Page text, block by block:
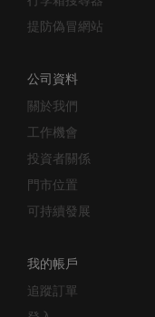
提防偽冒網站
關於我們
工作機會
投資者關係
門市位置
可持續發展
追蹤訂單
登入